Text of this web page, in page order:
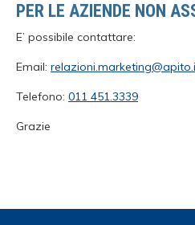
PER LE AZIENDE NON
E’ possibile contattare:
Email:
Telefono: 011 451.3339
Grazie